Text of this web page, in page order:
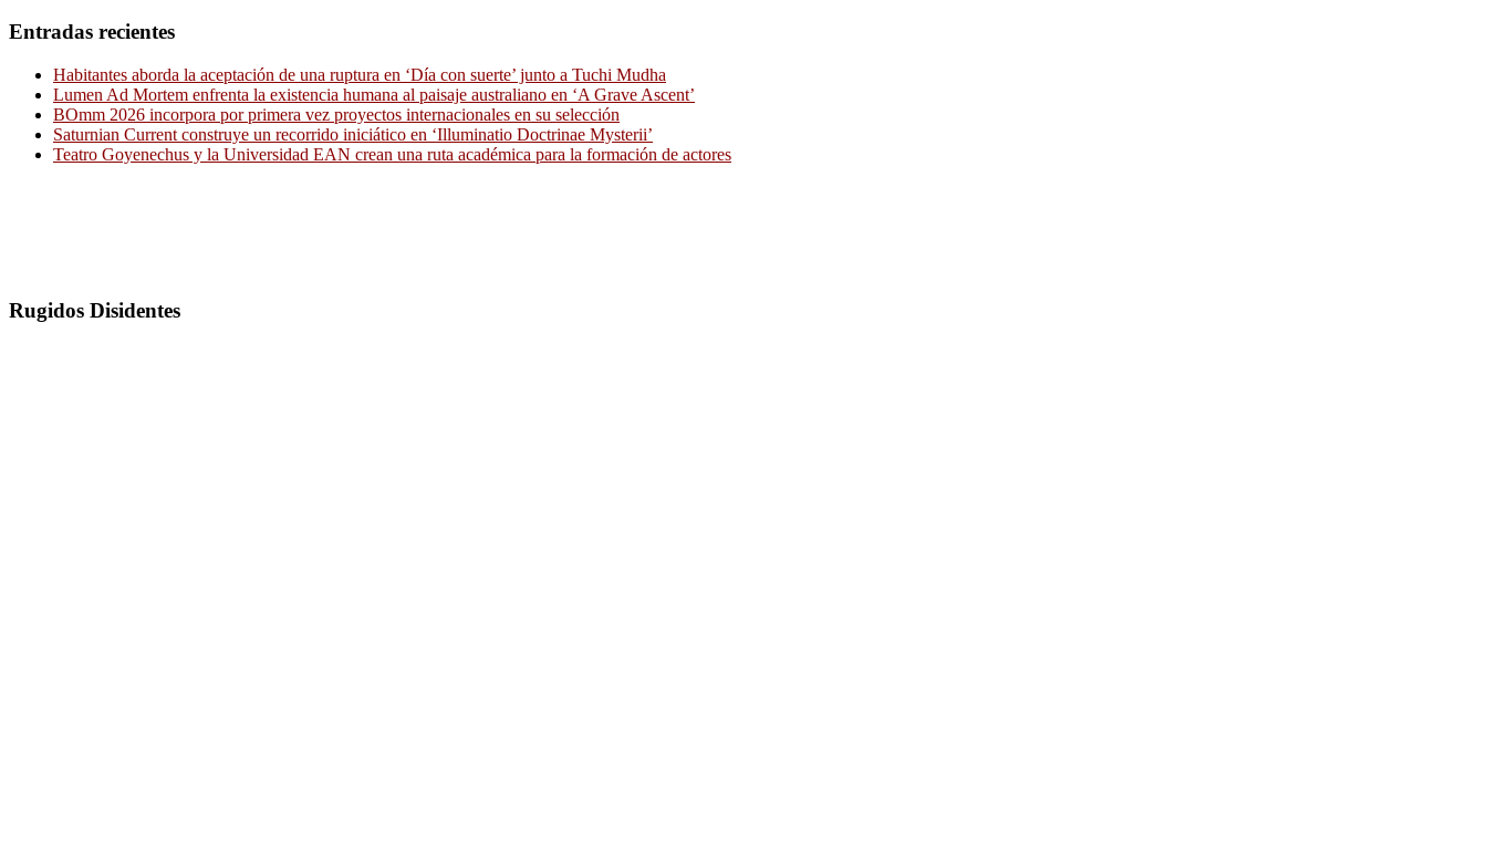
Entradas recientes
Habitantes aborda la aceptación de una ruptura en ‘Día con suerte’ junto a Tuchi Mudha
Lumen Ad Mortem enfrenta la existencia humana al paisaje australiano en ‘A Grave Ascent’
BOmm 2026 incorpora por primera vez proyectos internacionales en su selección
Saturnian Current construye un recorrido iniciático en ‘Illuminatio Doctrinae Mysterii’
Teatro Goyenechus y la Universidad EAN crean una ruta académica para la formación de actores
Rugidos Disidentes